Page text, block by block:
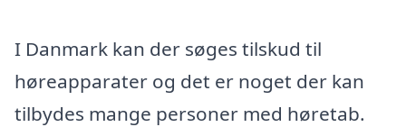
I Danmark kan der søges tilskud til
høreapparater og det er noget der kan
tilbydes mange personer med høretab.